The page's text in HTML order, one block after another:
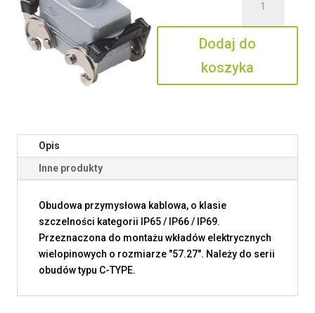
10
X29
Dodaj do
koszyka
Opis
Inne produkty
Obudowa przymysłowa kablowa, o klasie
szczelności kategorii IP65 / IP66 / IP69.
Przeznaczona do montażu wkładów elektrycznych
wielopinowych o rozmiarze "57.27". Należy do serii
obudów typu C-TYPE.